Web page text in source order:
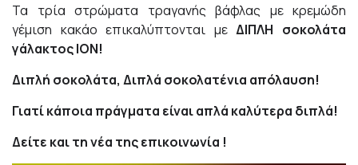
Τα τρία στρώματα τραγανής βάφλας με κρεμώδη
γέμιση κακάο επικαλύπτονται μεΔΙΠΛΗ σοκολάτα
γάλακτος ΙΟΝ!
Διπλή σοκολάτα, Διπλά σοκολατένια απόλαυση!
Γιατί κάποια πράγματα είναι απλά καλύτερα διπλά!
Δείτε και τη νέα της επικοινωνία !